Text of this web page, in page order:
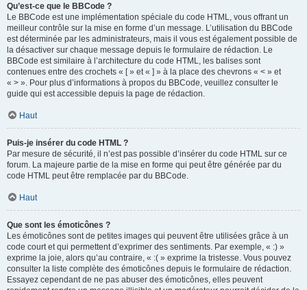
Qu’est-ce que le BBCode ?
Le BBCode est une implémentation spéciale du code HTML, vous offrant un
meilleur contrôle sur la mise en forme d’un message. L’utilisation du BBCode
est déterminée par les administrateurs, mais il vous est également possible de
la désactiver sur chaque message depuis le formulaire de rédaction. Le
BBCode est similaire à l’architecture du code HTML, les balises sont
contenues entre des crochets « [ » et « ] » à la place des chevrons « < » et
« > ». Pour plus d’informations à propos du BBCode, veuillez consulter le
guide qui est accessible depuis la page de rédaction.
Haut
Puis-je insérer du code HTML ?
Par mesure de sécurité, il n’est pas possible d’insérer du code HTML sur ce
forum. La majeure partie de la mise en forme qui peut être générée par du
code HTML peut être remplacée par du BBCode.
Haut
Que sont les émoticônes ?
Les émoticônes sont de petites images qui peuvent être utilisées grâce à un
code court et qui permettent d’exprimer des sentiments. Par exemple, « :) »
exprime la joie, alors qu’au contraire, « :( » exprime la tristesse. Vous pouvez
consulter la liste complète des émoticônes depuis le formulaire de rédaction.
Essayez cependant de ne pas abuser des émoticônes, elles peuvent